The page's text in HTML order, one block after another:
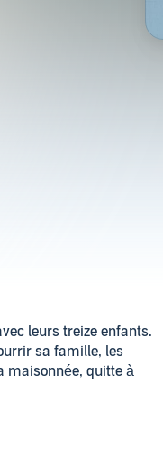
leurs treize enfants.
sa famille, les
maisonnée, quitte à
première fois.